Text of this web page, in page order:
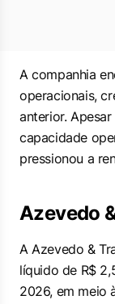
A companhia
operacionais,
anterior.
capacidade
pressionou a
Azevedo
A Azevedo &
líquido de R$
2026, em meio